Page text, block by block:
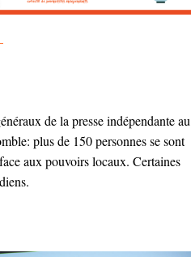
de la presse indépendante au
plus de 150 personnes se sont
aux pouvoirs locaux. Certaines